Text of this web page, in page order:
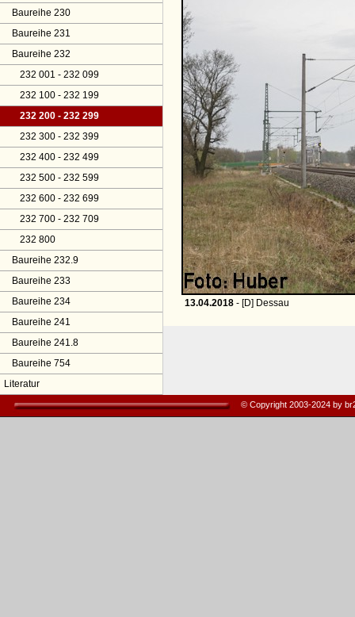
Baureihe 230
Baureihe 231
Baureihe 232
232 001 - 232 099
232 100 - 232 199
232 200 - 232 299
232 300 - 232 399
232 400 - 232 499
232 500 - 232 599
232 600 - 232 699
232 700 - 232 709
232 800
Baureihe 232.9
Baureihe 233
Baureihe 234
Baureihe 241
Baureihe 241.8
Baureihe 754
Literatur
13.04.2018- [D] Dessau
© Copyright 2003-2024 by